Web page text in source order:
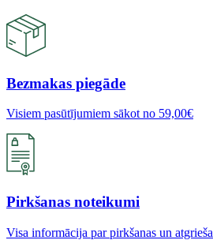
Bezmakas piegāde
Visiem pasūtījumiem sākot no 59,00€
Pirkšanas noteikumi
Visa informācija par pirkšanas un